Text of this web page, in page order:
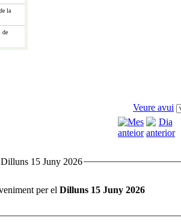
la
de
Veure avui
15 Juny 2026
per el Dilluns 15 Juny 2026